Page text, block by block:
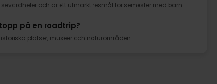
och är ett utmärkt resmål för semester med barn.
på en roadtrip?
platser, museer och naturområden.